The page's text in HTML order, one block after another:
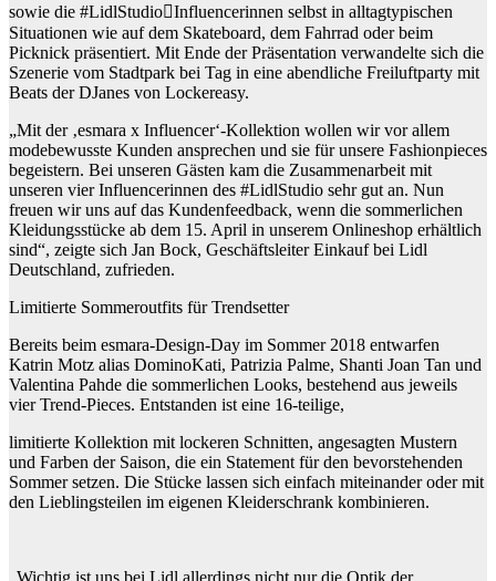
sowie die #LidlStudio￾Influencerinnen selbst in alltagtypischen
Situationen wie auf dem Skateboard, dem Fahrrad oder beim
Picknick präsentiert. Mit Ende der Präsentation verwandelte sich die
Szenerie vom Stadtpark bei Tag in eine abendliche Freiluftparty mit
Beats der DJanes von Lockereasy.
„Mit der ‚esmara x Influencer‘-Kollektion wollen wir vor allem
modebewusste Kunden ansprechen und sie für unsere Fashionpieces
begeistern. Bei unseren Gästen kam die Zusammenarbeit mit
unseren vier Influencerinnen des #LidlStudio sehr gut an. Nun
freuen wir uns auf das Kundenfeedback, wenn die sommerlichen
Kleidungsstücke ab dem 15. April in unserem Onlineshop erhältlich
sind“, zeigte sich Jan Bock, Geschäftsleiter Einkauf bei Lidl
Deutschland, zufrieden.
Limitierte Sommeroutfits für Trendsetter
Bereits beim esmara-Design-Day im Sommer 2018 entwarfen
Katrin Motz alias DominoKati, Patrizia Palme, Shanti Joan Tan und
Valentina Pahde die sommerlichen Looks, bestehend aus jeweils
vier Trend-Pieces. Entstanden ist eine 16-teilige,
limitierte Kollektion mit lockeren Schnitten, angesagten Mustern
und Farben der Saison, die ein Statement für den bevorstehenden
Sommer setzen. Die Stücke lassen sich einfach miteinander oder mit
den Lieblingsteilen im eigenen Kleiderschrank kombinieren.